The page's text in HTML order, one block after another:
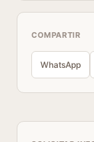
COMPARTIR
WhatsApp